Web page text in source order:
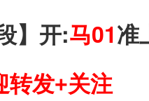
】开:马01准
转发+关注